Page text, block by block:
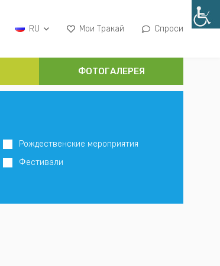
RU Мои Тракай Спроси
ФОТОГАЛЕРЕЯ
Рождественские мероприятия
Фестивали